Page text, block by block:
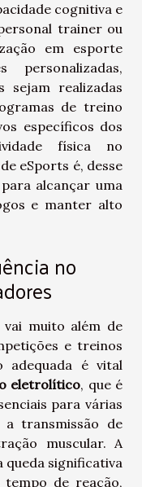
cognitiva e
trainer ou
em esporte
personalizadas,
sejam realizadas
de treino
específicos dos
física no
eSports é, desse
alcançar uma
e manter alto
no
vai muito além de
e treinos
adequada é vital
eletrolítico, que é
para várias
transmissão de
muscular. A
queda significativa
de reação,